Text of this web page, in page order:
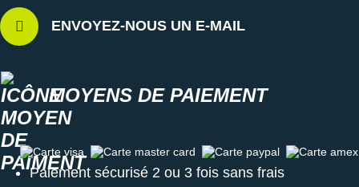
ENVOYEZ-NOUS UN E-MAIL
MOYENS DE PAIEMENT
Carte visa Carte master card Carte paypal Carte amex
Paiement sécurisé 2 ou 3 fois sans frais